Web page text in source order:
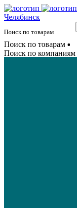
Челябинск
Поиск по товарам
Поиск по товарам
Поиск по компаниям